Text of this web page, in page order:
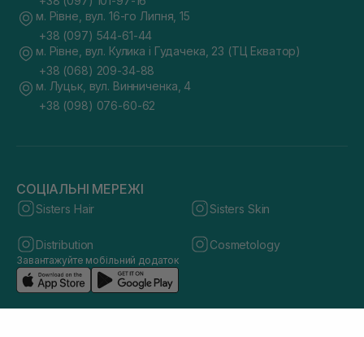
м. Рівне, вул. 16-го Липня, 15
+38 (097) 544-61-44
м. Рівне, вул. Кулика і Гудачека, 23 (ТЦ Екватор)
+38 (068) 209-34-88
м. Луцьк, вул. Винниченка, 4
+38 (098) 076-60-62
СОЦІАЛЬНІ МЕРЕЖІ
Sisters Hair Sisters Skin
Distribution Cosmetology
Завантажуйте мобільний додаток